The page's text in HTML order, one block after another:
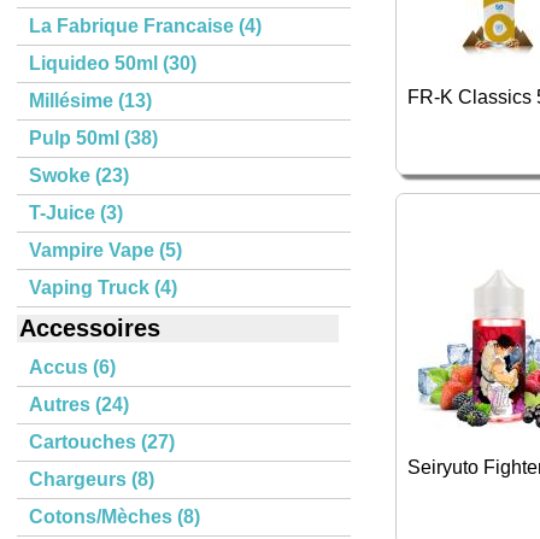
La Fabrique Francaise (4)
Liquideo 50ml (30)
Millésime (13)
Pulp 50ml (38)
Swoke (23)
T-Juice (3)
Vampire Vape (5)
Vaping Truck (4)
Accessoires
Accus (6)
Autres (24)
Cartouches (27)
Chargeurs (8)
Cotons/Mèches (8)
FR-K Classics
Seiryuto